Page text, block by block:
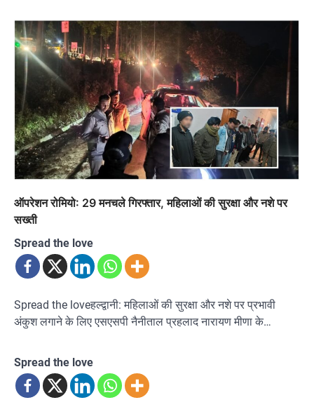
ऑपरेशन रोमियो: 29 मनचले गिरफ्तार, महिलाओं की सुरक्षा और नशे पर
सख्ती
Spread the love
Spread the loveहल्द्वानी: महिलाओं की सुरक्षा और नशे पर प्रभावी
अंकुश लगाने के लिए एसएसपी नैनीताल प्रहलाद नारायण मीणा के…
Spread the love